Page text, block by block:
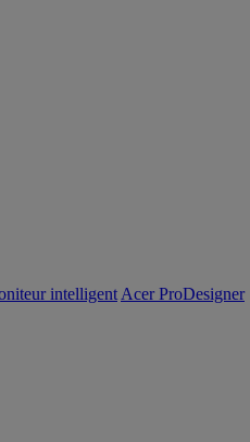
intelligent Acer ProDesigner